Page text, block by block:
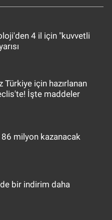
4 il için "kuvvetli
Türkiye için hazırlanan
İşte maddeler
86 milyon kazanacak
bir indirim daha